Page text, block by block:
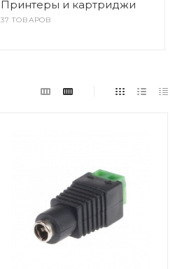
Принтеры и картриджи
37 ТОВАРОВ